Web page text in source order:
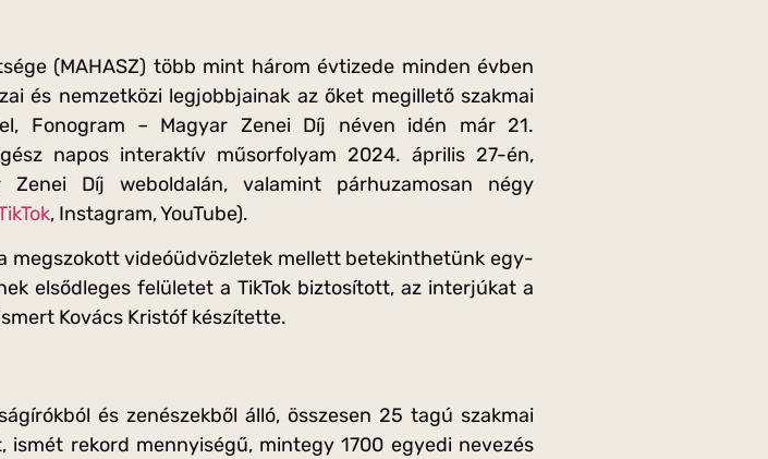
(MAHASZ) több mint három évtizede minden évben
és nemzetközi legjobbjainak az őket megillető szakmai
Fonogram – Magyar Zenei Díj néven idén már 21.
napos interaktív műsorfolyam 2024. április 27-én,
Díj weboldalán, valamint párhuzamosan négy
, Instagram, YouTube).
megszokott videóüdvözletek mellett betekinthetünk egy-
elsődleges felületet a TikTok biztosított, az interjúkat a
Kovács Kristóf készítette.
és zenészekből álló, összesen 25 tagú szakmai
rekord mennyiségű, mintegy 1700 egyedi nevezés